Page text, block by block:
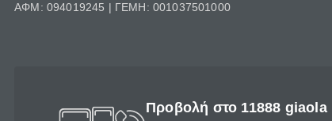
ΑΦΜ: 094019245 | ΓΕΜΗ: 001037501000
Προβολή στο 11888 giaola